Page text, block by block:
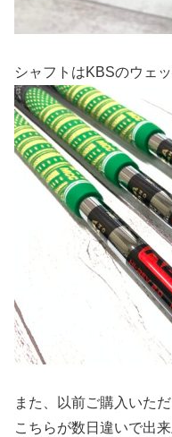
シャフトはKBSのウェ
また、以前ご購入いた
こちらが数日違いで出